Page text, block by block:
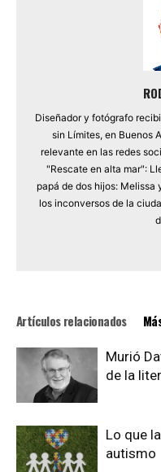
Diseñador y fotógrafo
sin Límites, en Buenos
relevante en las redes
"Rescate en alta mar":
papá de dos hijos: Melissa
los inconversos de la
Artículos relacionados
Murió
de la
Lo que
autismo